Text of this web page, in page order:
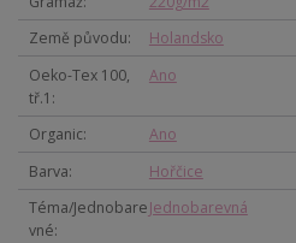
Země původu
Holandsko
Oeko-Tex 100,
tř.1
Ano
Organic
Ano
Barva
Hořčice
Téma/Jednobare
vné
Jednobarevná